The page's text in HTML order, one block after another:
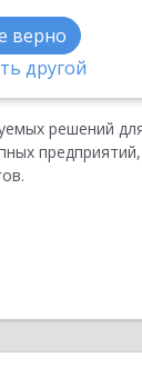
верно
другой
решений
предприятий,